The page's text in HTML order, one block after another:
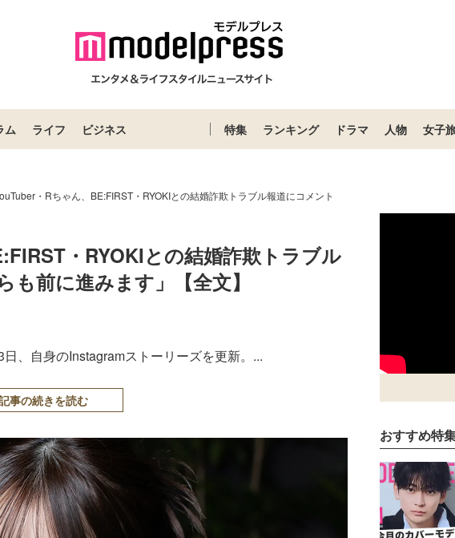
ム ライフ ビジネス 特集 ランキング ドラマ 人物 女子
・Rちゃん、BE:FIRST・RYOKIとの結婚詐欺トラブル報道にコメント
・RYOKIとの結婚詐欺トラブル
前に進みます」【全文】
、自身のInstagramストーリーズを更新。...
事の続きを読む
おすすめ特